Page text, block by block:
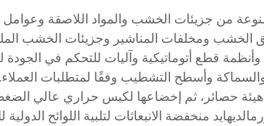
من جزيئات الخشب والمواد اللاصقة وعوامل
الخشب ومخلفات المناشير وجزيئات الخشب
قطع أتوماتيكية وآليات للتحكم في الجودة
وأسطح التشطيب وفقًا لمتطلبات
هيئة حصائر، ثم إخضاعها لكبس حراري عالي
منخفضة الانبعاثات لتلبية اللوائح الدولية